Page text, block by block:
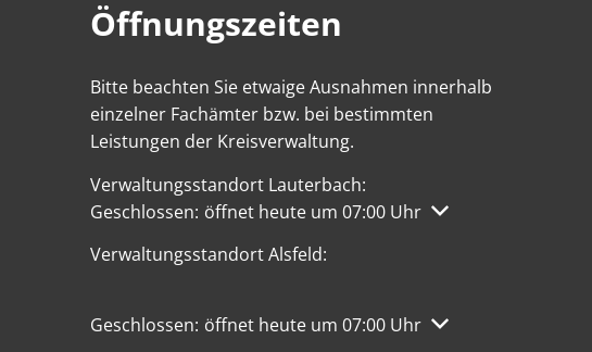
Öffnungszeiten
Bitte beachten Sie etwaige Ausnahmen innerhalb
einzelner Fachämter bzw. bei bestimmten
Leistungen der Kreisverwaltung.
Verwaltungsstandort Lauterbach:
Klicken, um weitere Öffnungs- oder Schließzeiten
Geschlossen: öffnet heute um 07:00 Uhr
Verwaltungsstandort Alsfeld:
Klicken, um weitere Öffnungs- oder Schließzeiten
Geschlossen: öffnet heute um 07:00 Uhr